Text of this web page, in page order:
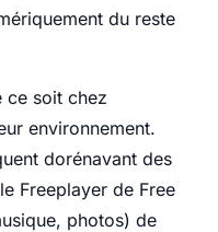
du reste
ce soit chez
environnement.
dorénavant des
Freeplayer de Free
photos) de